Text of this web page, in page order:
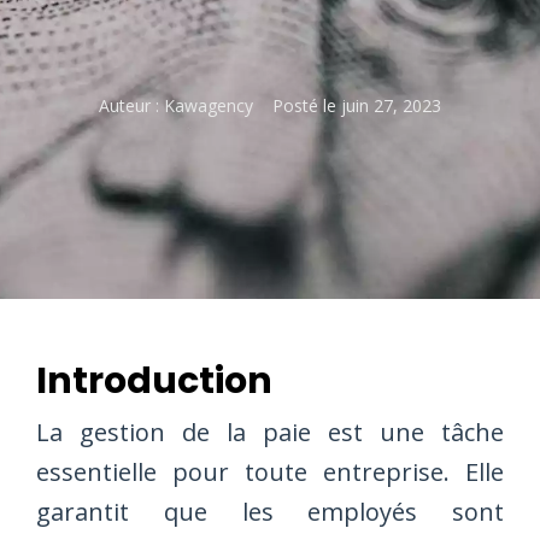
Auteur : Kawagency Posté le juin 27, 2023
Introduction
La gestion de la paie est une tâche
essentielle pour toute entreprise. Elle
garantit que les employés sont